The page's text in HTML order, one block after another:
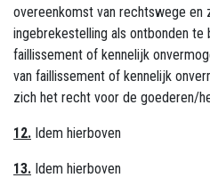
overeenkomst van rechtswege en
ingebrekestelling als ontbonden te
faillissement of kennelijk
van faillissement of kennelijk
zich het recht voor de goederen/
12. Idem hierboven
13. Idem hierboven